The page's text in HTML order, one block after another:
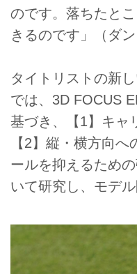
のです。落ちたと
きるのです」（ダン
タイトリストの新
では、3D FOCUS
基づき、【1】キ
【2】縦・横方向
ールを抑えるため
いて研究し、モデ